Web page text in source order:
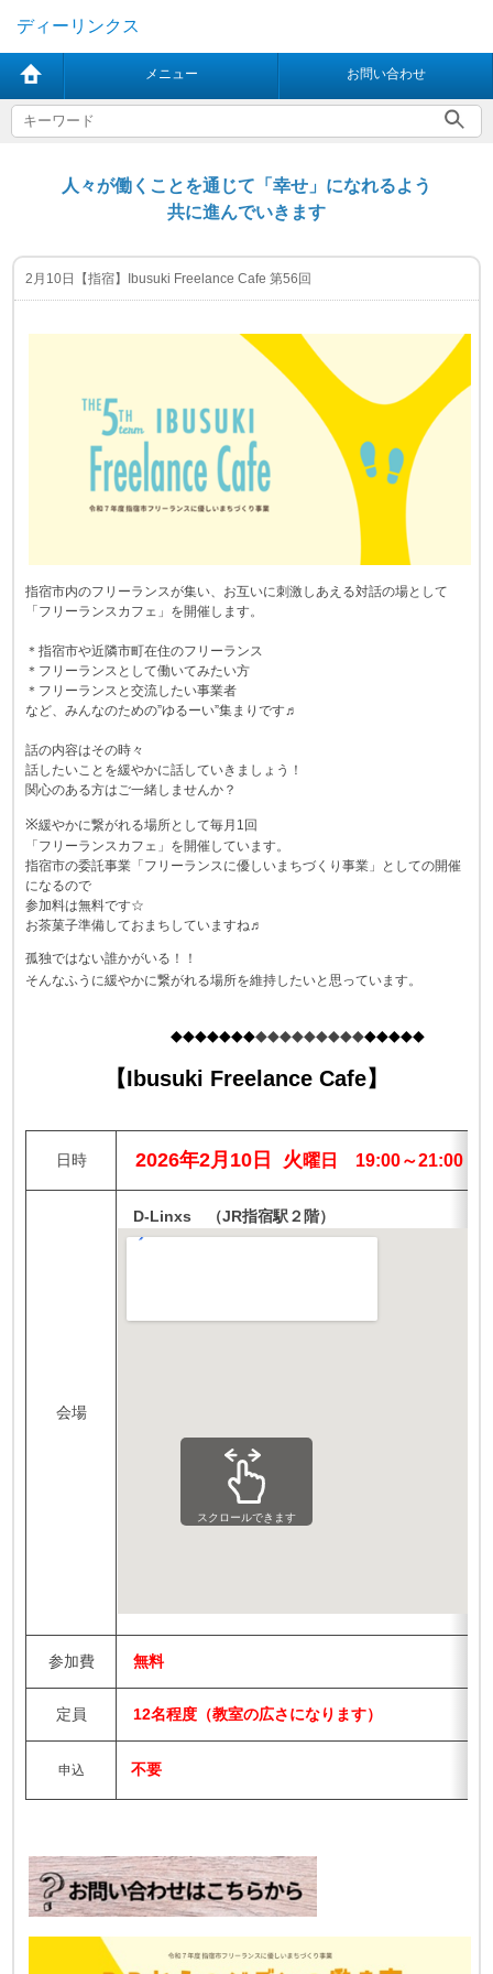
ディーリンクス
メニュー お問い合わせ
人々が働くことを通じて「幸せ」になれるよう
共に進んでいきます
2月10日【指宿】Ibusuki Freelance Cafe 第56回
指宿市内のフリーランスが集い、お互いに刺激しあえる対話の場として
「フリーランスカフェ」を開催します。
＊指宿市や近隣市町在住のフリーランス
＊フリーランスとして働いてみたい方
＊フリーランスと交流したい事業者
など、みんなのための”ゆるーい”集まりです♬
話の内容はその時々
話したいことを緩やかに話していきましょう！
関心のある方はご一緒しませんか？
※緩やかに繋がれる場所として毎月1回
「フリーランスカフェ」を開催しています。
指宿市の委託事業「フリーランスに優しいまちづくり事業」としての開催
になるので
参加料は無料です☆
お茶菓子準備しておまちしていますね♬
孤独ではない誰かがいる！！
そんなふうに緩やかに繋がれる場所を維持したいと思っています。
◆◆◆◆◆◆◆◆◆◆◆◆◆◆◆◆◆◆◆◆◆
【Ibusuki Freelance Cafe】
日時 2026年2月10日 火曜日 19:00～21:00
会場
D-Linxs （JR指宿駅２階）
参加費 無料
定員 12名程度（教室の広さになります）
申込 不要
スクロールできます